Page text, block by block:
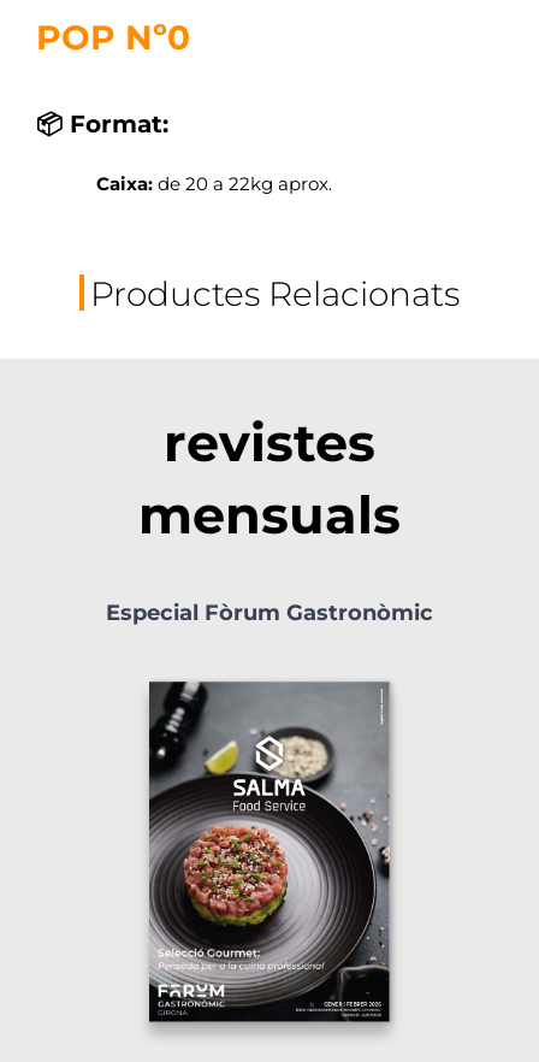
POP Nº0
📦 Format:
Caixa: de 20 a 22kg aprox.
Productes Relacionats
revistes
mensuals
Especial Fòrum Gastronòmic